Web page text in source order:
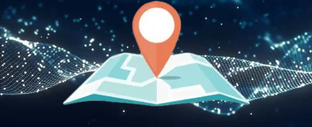
La formation aborde également les différents outils de
planification et de réglementation des documents
d'urbanisme, tels que les plans de zonage, les règlements de
construction et les prescriptions architecturales. Les
participants apprendront à lire et interpréter les plans
d'urbanisme et les règles qui les régissent, pour mieux